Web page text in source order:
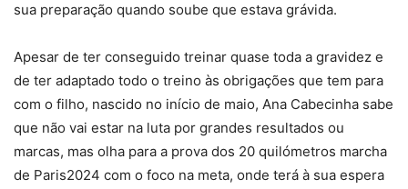
sua preparação quando soube que estava grávida.
Apesar de ter conseguido treinar quase toda a gravidez e
de ter adaptado todo o treino às obrigações que tem para
com o filho, nascido no início de maio, Ana Cabecinha sabe
que não vai estar na luta por grandes resultados ou
marcas, mas olha para a prova dos 20 quilómetros marcha
de Paris2024 com o foco na meta, onde terá à sua espera